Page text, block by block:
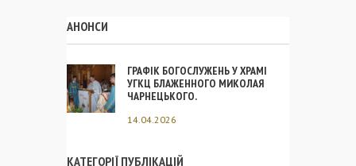
АНОНСИ
ГРАФІК БОГОСЛУЖЕНЬ У ХРАМІ
УГКЦ БЛАЖЕННОГО МИКОЛАЯ
ЧАРНЕЦЬКОГО.
14.04.2026
КАТЕГОРІЇ ПУБЛІКАЦІЙ